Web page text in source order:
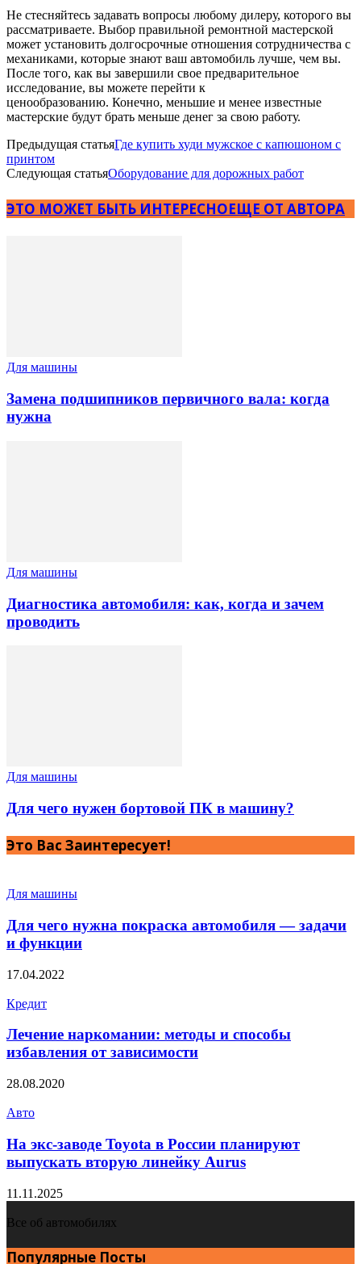
Не стесняйтесь задавать вопросы любому дилеру, которого вы
рассматриваете. Выбор правильной ремонтной мастерской
может установить долгосрочные отношения сотрудничества с
механиками, которые знают ваш автомобиль лучше, чем вы.
После того, как вы завершили свое предварительное
исследование, вы можете перейти к
ценообразованию. Конечно, меньшие и менее известные
мастерские будут брать меньше денег за свою работу.
Предыдущая статьяГде купить худи мужское с капюшоном с
принтом
Следующая статьяОборудование для дорожных работ
ЭТО МОЖЕТ БЫТЬ ИНТЕРЕСНОЕЩЕ ОТ АВТОРА
Для машины
Замена подшипников первичного вала: когда
нужна
Для машины
Диагностика автомобиля: как, когда и зачем
проводить
Для машины
Для чего нужен бортовой ПК в машину?
Это Вас Заинтересует!
Для машины
Для чего нужна покраска автомобиля — задачи
и функции
17.04.2022
Кредит
Лечение наркомании: методы и способы
избавления от зависимости
28.08.2020
Авто
На экс-заводе Toyota в России планируют
выпускать вторую линейку Aurus
11.11.2025
Все об автомобилях
Популярные Посты